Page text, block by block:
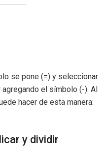
se pone (=) y seleccionar
el símbolo (-). Al
hacer de esta manera:
y dividir